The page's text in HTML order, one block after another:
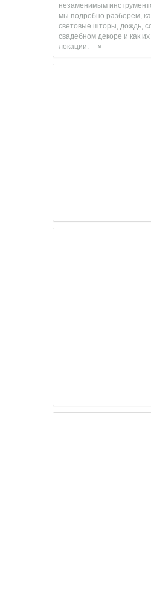
незаменимым
мы подробно разберем,
световые шторы, дождь,
свадебном декоре и как
локации.
»